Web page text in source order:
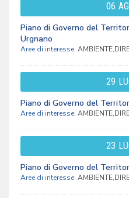
06
Piano di Governo del
Urgnano
Aree di interesse:
29
Piano di Governo del
Aree di interesse:
23
Piano di Governo del
Aree di interesse: